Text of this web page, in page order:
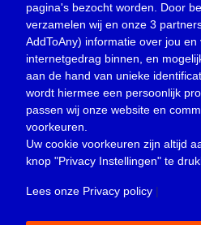
Nieuws (23.329)
Oproep(734)
Overlijden(39)
Podcast(18)
prijsvraag (5)
Religie (1.438)
Service(226)
pagina's bezocht worden. Door
verzamelen wij en onze 3
AddToAny) informatie over jou en
internetgedrag binnen, en
aan de hand van unieke
wordt hiermee een persoonlijk
passen wij onze website en
voorkeuren.
Uw cookie voorkeuren zijn altijd
knop "Privacy Instellingen" te
Lees onze Privacy policy |